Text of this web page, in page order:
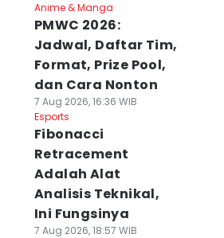
Anime & Manga
PMWC 2026:
Jadwal, Daftar Tim,
Format, Prize Pool,
dan Cara Nonton
7 Aug 2026, 16:36 WIB
Esports
Fibonacci
Retracement
Adalah Alat
Analisis Teknikal,
Ini Fungsinya
7 Aug 2026, 18:57 WIB